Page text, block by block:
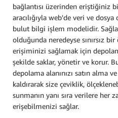
bağlantısı üzerinden eriştiğiniz
aracılığıyla web'de veri ve
bulut bilgi işlem modelidir.
olduğunda neredeyse sınırsız
erişiminizi sağlamak için
şekilde saklar, yönetir ve korur.
depolama alanınızı satın alma
kaldırarak size çeviklik,
sunmanın yanı sıra verilere her
erişebilmenizi sağlar.